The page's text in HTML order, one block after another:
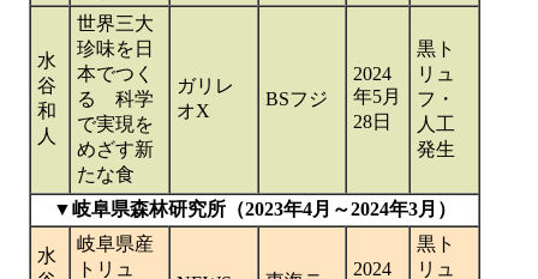
水
谷
和
人
世界三大
珍味を日
本でつく
る 科学
で実現を
めざす新
たな食
ガリレ
オX
BSフジ
2024
年5月
28日
黒ト
リュ
フ・
人工
発生
▼岐阜県森林研究所（2023年4月～2024年3月）
水
岐阜県産
トリュ
2024
黒ト
リュ